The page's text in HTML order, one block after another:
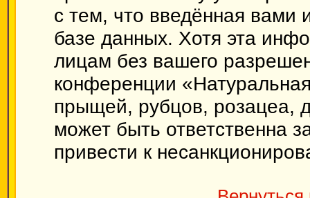
с тем, что введённая вами
базе данных. Хотя эта
лицам без вашего
конференции
прыщей, рубцов, розацеа,
может быть ответственна
привести к